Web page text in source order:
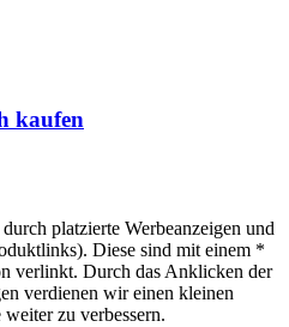
kaufen
platzierte Werbeanzeigen und
Diese sind mit einem *
verlinkt. Durch das Anklicken der
verdienen wir einen kleinen
zu verbessern.